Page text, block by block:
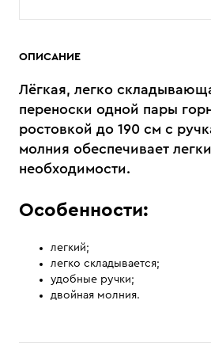
ОПИСАНИЕ
Лёгкая, легко
переноски одной пары
ростовкой до 190 см с
молния обеспечивает
необходимости.
Особенности:
легкий;
легко складывается;
удобные ручки;
двойная молния.